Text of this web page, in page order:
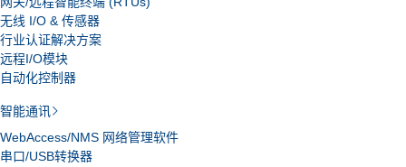
无线 I/O & 传感器
行业认证解决方案
远程I/O模块
自动化控制器
智能通讯
WebAccess/NMS 网络管理软件
串口/USB转换器